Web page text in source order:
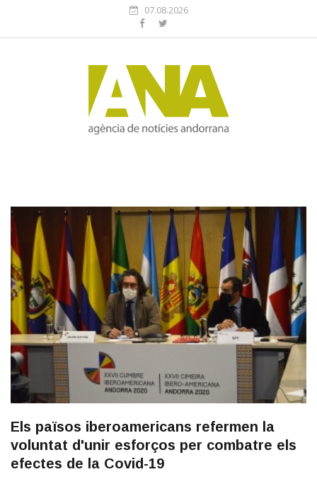
07.08.2026
Els països iberoamericans refermen la
voluntat d'unir esforços per combatre els
efectes de la Covid-19